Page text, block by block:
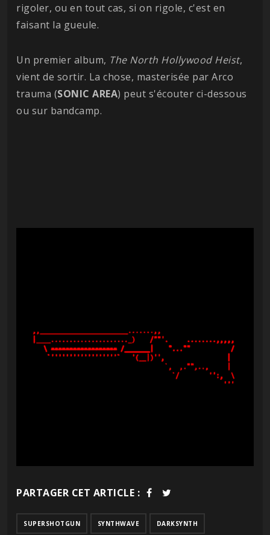
rigoler, ou en tout cas, si on rigole, c'est en
faisant la gueule.
Un premier album, The North Hollywood Heist,
vient de sortir. La chose, masterisée par Arco
trauma (SONIC AREA) peut s'écouter ci-dessous
ou sur bandcamp.
PARTAGER CET ARTICLE :
SUPERSHOTGUN SYNTHWAVE DARKSYNTH